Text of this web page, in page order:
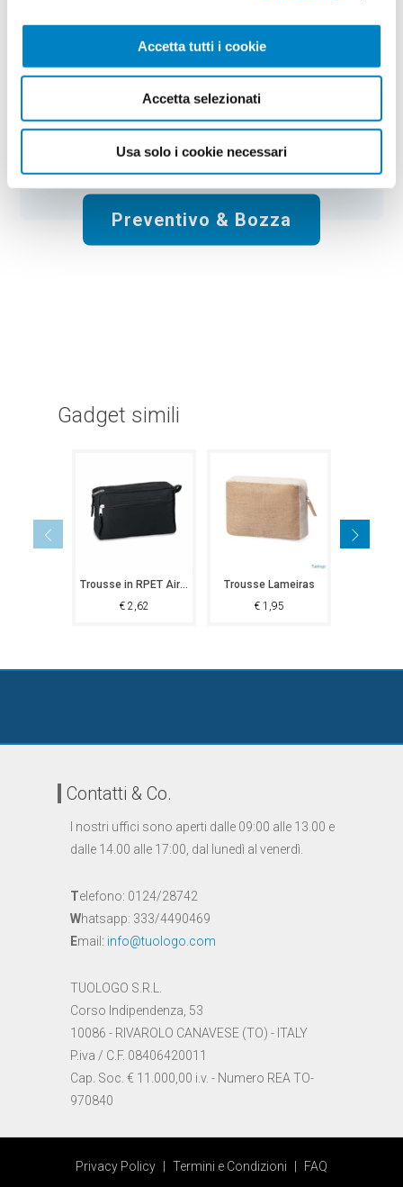
Accetta tutti i cookie
Accetta selezionati
Usa solo i cookie necessari
Il prezzo non include la stampa
Spese di spedizione:
€173.00
Preventivo & Bozza
Gadget simili
Trousse in RPET Airassa
€2,62
Trousse Lameiras
€1,95
Contatti & Co.
I nostri uffici sono aperti dalle 09:00 alle 13.00 e
dalle 14.00 alle 17:00, dal lunedì al venerdì.
Telefono: 0124/28742
Whatsapp: 333/4490469
Email: info@tuologo.com
TUOLOGO S.R.L.
Corso Indipendenza, 53
10086 - RIVAROLO CANAVESE (TO) - ITALY
P.iva / C.F. 08406420011
Cap. Soc. € 11.000,00 i.v. - Numero REA TO-
970840
Privacy Policy Termini e Condizioni FAQ